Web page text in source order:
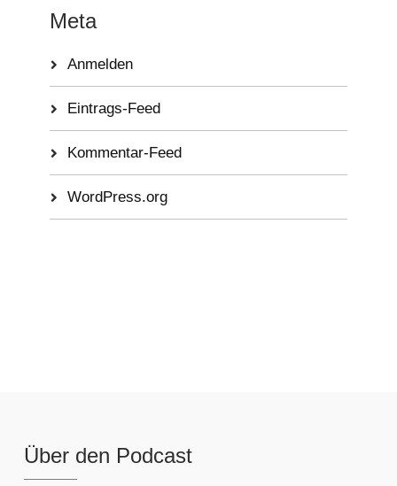
Meta
Anmelden
Eintrags-Feed
Kommentar-Feed
WordPress.org
Über den Podcast